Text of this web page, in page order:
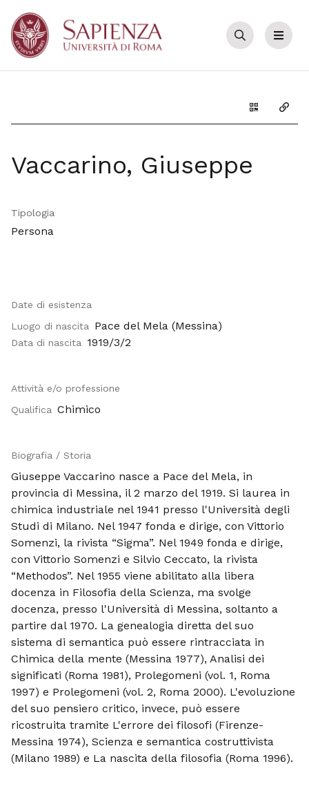
Cerca Menu
Genera il
Vaccarino, Giuseppe
Tipologia
Persona
Date di esistenza
Luogo di nascita
Pace del Mela (Messina)
Data di nascita 1919/3/2
Attività e/o professione
Qualifica Chimico
Biografia / Storia
Giuseppe Vaccarino nasce a Pace del Mela, in
provincia di Messina, il 2 marzo del 1919. Si laurea in
chimica industriale nel 1941 presso l'Università degli
Studi di Milano. Nel 1947 fonda e dirige, con Vittorio
Somenzi, la rivista “Sigma”. Nel 1949 fonda e dirige,
con Vittorio Somenzi e Silvio Ceccato, la rivista
“Methodos”. Nel 1955 viene abilitato alla libera
docenza in Filosofia della Scienza, ma svolge
docenza, presso l'Università di Messina, soltanto a
partire dal 1970. La genealogia diretta del suo
sistema di semantica può essere rintracciata in
Chimica della mente (Messina 1977), Analisi dei
significati (Roma 1981), Prolegomeni (vol. 1, Roma
1997) e Prolegomeni (vol. 2, Roma 2000). L'evoluzione
del suo pensiero critico, invece, può essere
ricostruita tramite L'errore dei filosofi (Firenze-
Messina 1974), Scienza e semantica costruttivista
(Milano 1989) e La nascita della filosofia (Roma 1996).